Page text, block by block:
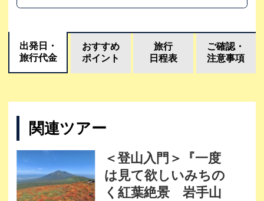
出発日・
旅行代金
おすすめ
ポイント
旅行
日程表
ご確認・
注意事項
関連ツアー
＜登山入門＞『一度
は見て欲しいみちの
く紅葉絶景 岩手山